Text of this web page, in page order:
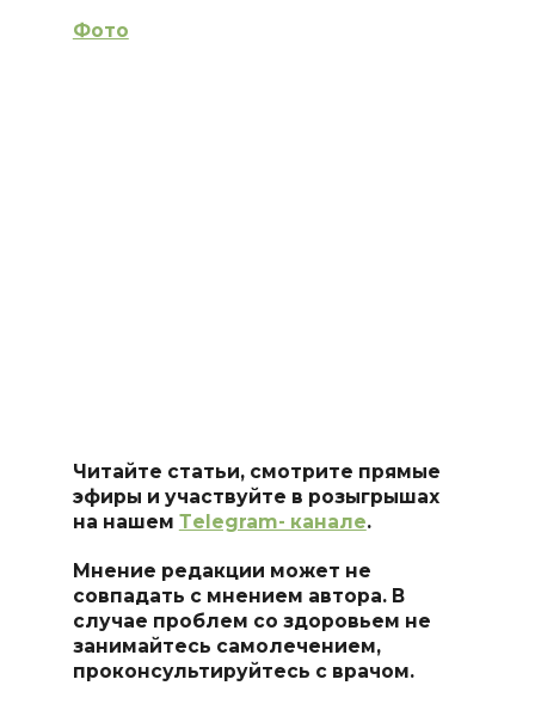
Фото
Читайте статьи, смотрите прямые
эфиры и участвуйте в розыгрышах
на нашем Тelegram- канале.
Мнение редакции может не
совпадать с мнением автора. В
случае проблем со здоровьем не
занимайтесь самолечением,
проконсультируйтесь с врачом.